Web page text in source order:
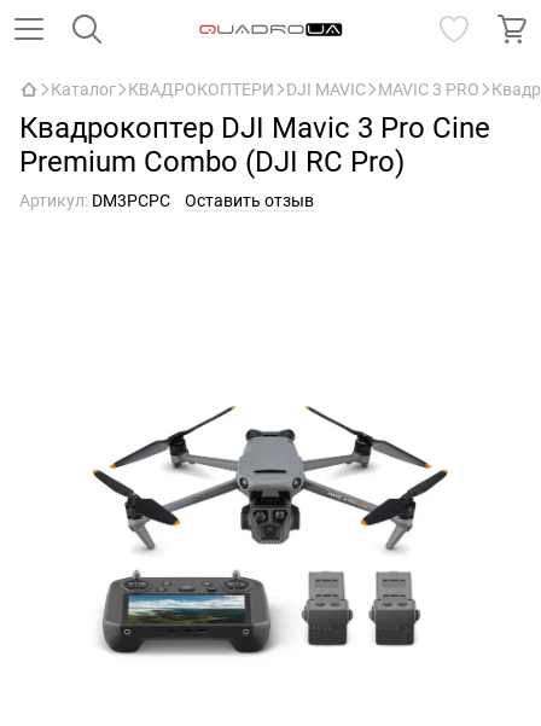
Каталог КВАДРОКОПТЕРИ DJI MAVIC MAVIC 3 PRO
Квадрокоптер DJI Mavic 3 Pro Cine
Premium Combo (DJI RC Pro)
Артикул: DM3PCPC Оставить отзыв